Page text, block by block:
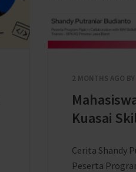
2 MONTHS AGO BY
Kuasai
Cerita Shandy
Peserta